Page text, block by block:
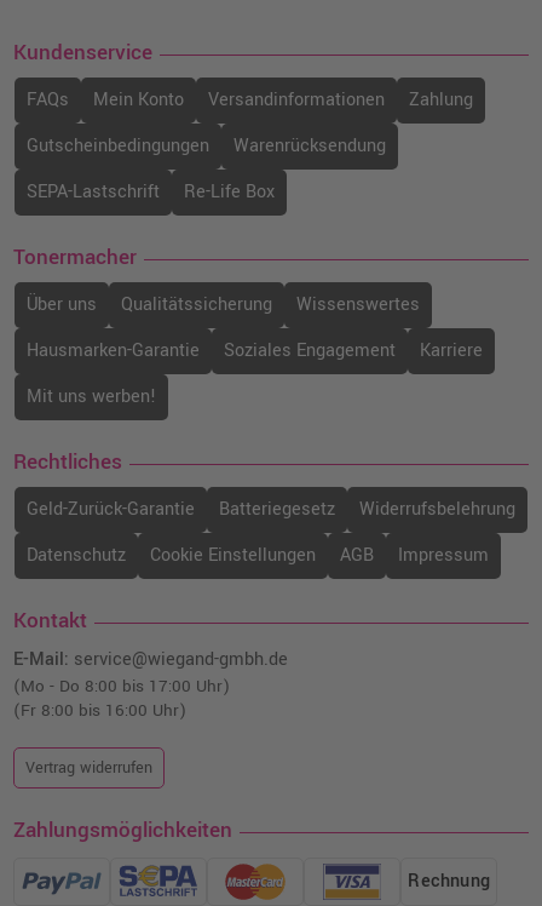
Kundenservice
FAQs Mein Konto Versandinformationen
Zahlung
Gutscheinbedingungen
Warenrücksendung
SEPA-Lastschrift
Re-Life Box
Tonermacher
Über uns Qualitätssicherung
Wissenswertes
Hausmarken-Garantie
Soziales Engagement
Karriere
Mit uns werben!
Rechtliches
Geld-Zurück-Garantie Batteriegesetz
Widerrufsbelehrung
Datenschutz
Cookie Einstellungen AGB Impressum
Kontakt
E-Mail: service@wiegand-gmbh.de
(Mo - Do 8:00 bis 17:00 Uhr)
(Fr 8:00 bis 16:00 Uhr)
Vertrag widerrufen
Zahlungsmöglichkeiten
Rechnung